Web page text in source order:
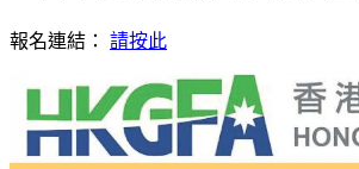
報名連結： 請按此